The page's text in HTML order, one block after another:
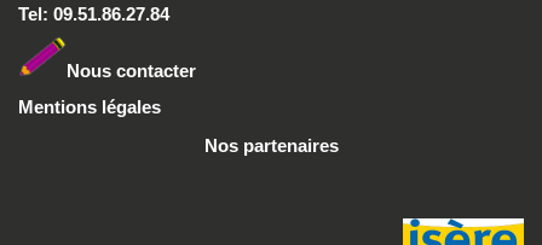
Tel: 09.51.86.27.84
Nous contacter
Mentions légales
Nos partenaires